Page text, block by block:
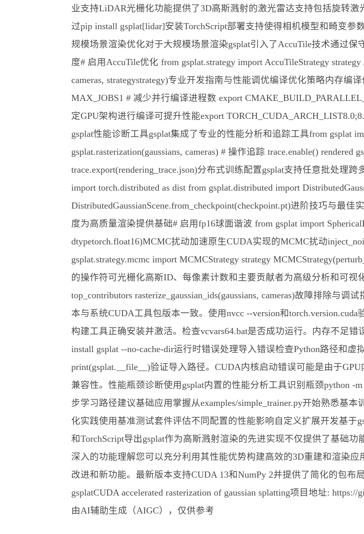
业支持LiDAR光栅化功能提供了3D高斯溅射的激光雷达支持包括旋转
过pip install gsplat[lidar]安装TorchScript部署支持使得相机模型和畸变
规模场景渲染优化对于大规模场景渲染gsplat引入了AccuTile技术通过
度# 启用AccuTile优化 from gsplat.strategy import AccuTileStrategy strategy
cameras, strategystrategy)专业开发指南与性能调优编译优化策略内存
MAX_JOBS1 # 减少并行编译进程数 export
定GPU架构进行编译可提升性能export
gsplat性能诊断工具gsplat集成了专业的性能分析和追踪工具from gsplat
gsplat.rasterization(gaussians, cameras) # 操作追踪 trace.enable() rendered
trace.export(rendering_trace.json)分布式训练配置gsplat支持任意批处理
import torch.distributed as dist from gsplat.distributed import
DistributedGaussianScene.from_checkpoint(checkpoint.pt)进阶技巧与最
度为高质量渲染提供基础# 启用fp16球面谐波 from gsplat import
dtypetorch.float16)MCMC扰动加速原生CUDA实现的MCMC扰动
gsplat.strategy.mcmc import MCMCStrategy strategy
的操作符可光栅化高斯ID、每像素计数和主要贡献者为高级分析和可视
top_contributors rasterize_gaussian_ids(gaussians, cameras)故障排除与
本与系统CUDA工具包版本一致。使用nvcc --version和
构建工具正确安装并激活。检查vcvars64.bat是否成功运行。内存不足
install gsplat --no-cache-dir运行时错误处理导入错误检查Python路径和虚
print(gsplat.__file__)验证导入路径。CUDA内核启动错误可能是由于
兼容性。性能瓶颈诊断使用gsplat内置的性能分析工具识别瓶颈python -m
步学习路径建议基础应用掌握从examples/simple_trainer.py开始熟悉基
化实践使用基准测试套件评估不同配置的性能影响自定义扩展开发基于
和TorchScript导出gsplat作为高斯溅射渲染的先进实现不仅提供了基础
深入的功能理解您可以充分利用其性能优势构建高效的3D重建和渲染
改进和新功能。最新版本支持CUDA 13和NumPy 2并提供了简化的包布
gsplatCUDA accelerated rasterization of gaussian splatting项目地址:
由AI辅助生成（AIGC），仅供参考